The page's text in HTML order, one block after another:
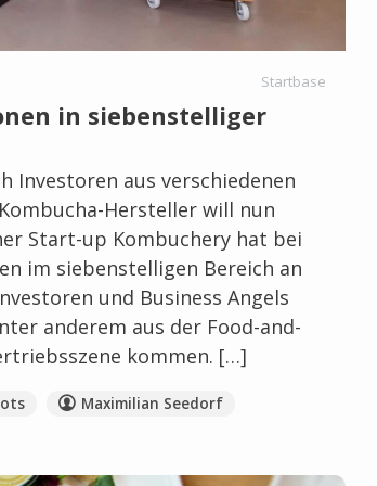
Startbase
in siebenstelliger
Investoren aus verschiedenen
Hersteller will nun
Start-up Kombuchery hat bei
im siebenstelligen Bereich an
und Business Angels
anderem aus der Food-and-
kommen. […]
Maximilian Seedorf